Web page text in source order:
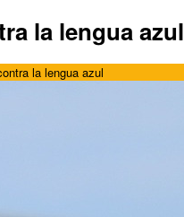
la lengua azul
la lengua azul